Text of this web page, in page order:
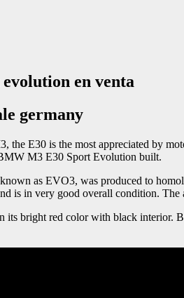
evolution en venta
germany
the E30 is the most appreciated by
M3 E30 Sport Evolution built.
as EVO3, was produced to
is in very good overall condition. The
its bright red color with black interior.